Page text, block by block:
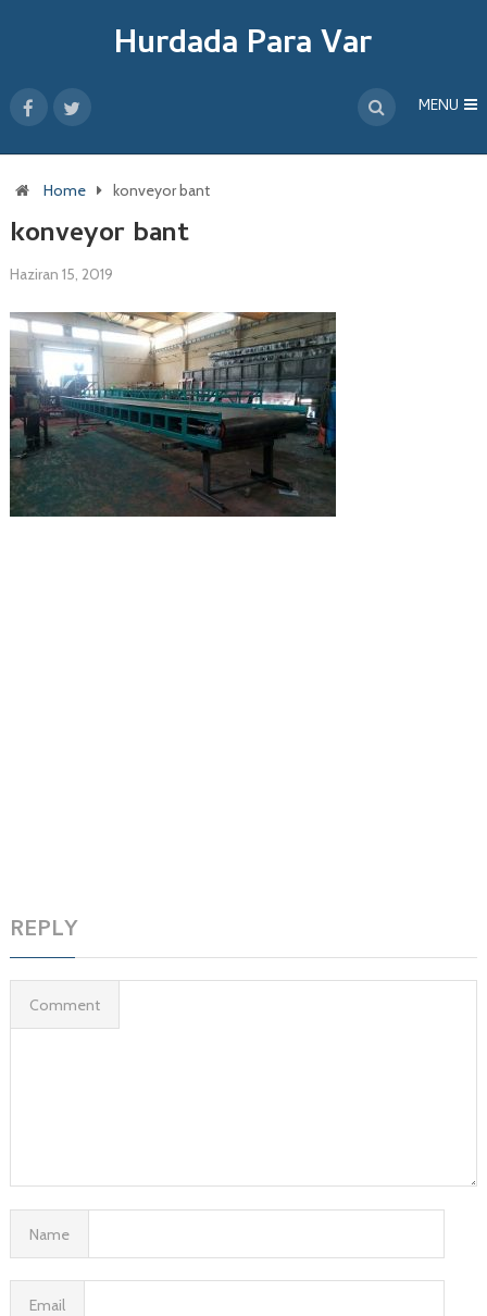
Hurdada Para Var
MENU
Home konveyor bant
konveyor bant
Haziran 15, 2019
REPLY
Comment
Name
Email